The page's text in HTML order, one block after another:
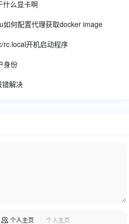
什么显卡啊
如何配置代理获取docker image
rc.local开机启动程序
身份
解决
 个人主页